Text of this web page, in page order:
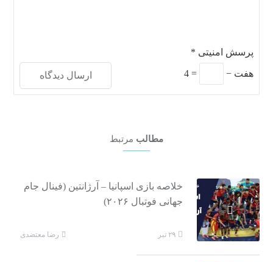
پرسش امنیتی *
هفت −
=
4
مطالب مرتبط
خلاصه بازی اسپانیا – آرژانتین (فینال جام
جهانی فوتبال ۲۰۲۶)
۲۹ تیر رضا معتضدی